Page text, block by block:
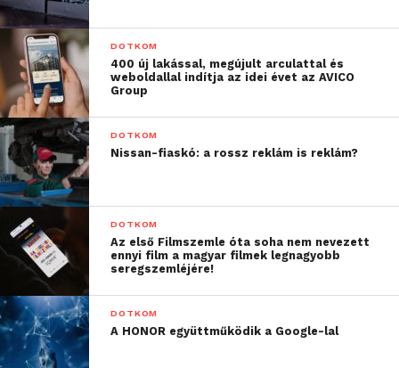
DOTKOM
400 új lakással, megújult arculattal és
weboldallal indítja az idei évet az AVICO
Group
DOTKOM
Nissan-fiaskó: a rossz reklám is reklám?
DOTKOM
Az első Filmszemle óta soha nem nevezett
ennyi film a magyar filmek legnagyobb
seregszemléjére!
DOTKOM
A HONOR együttműködik a Google-lal